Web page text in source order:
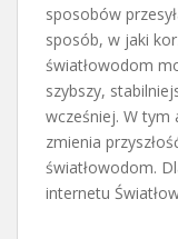
sposobów
sposób, w jaki
światłowodom
szybszy,
wcześniej. W tym
zmienia
światłowodom.
internetu